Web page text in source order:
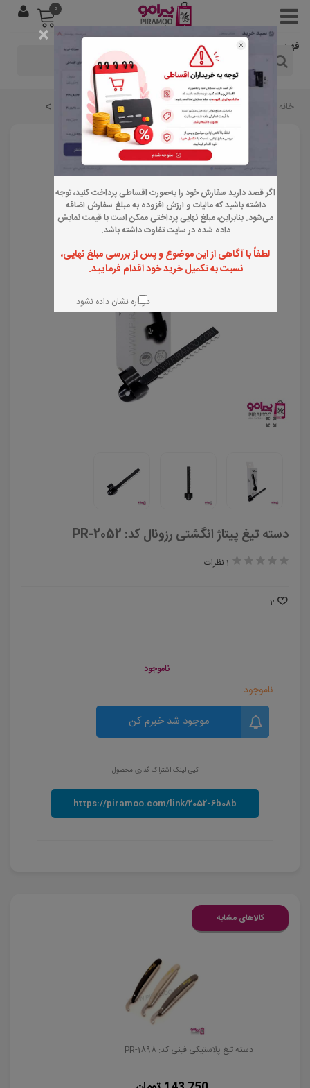
فهرست
0
خانه اصلاح و پیرایش > انواع قیچی و دسته تیغ > دسته تیغ >
دسته تیغ پیتاژ انگشتی رزونال کد: PR-2052
1 نظرات
2
ناموجود
ناموجود
موجود شد خبرم کن
کپی لینک اشتراک گذاری محصول
کالاهای مشابه
دسته تیغ پلاستیکی فینی کد: PR-1898
×
اگر قصد دارید سفارش خود را به‌صورت اقساطی پرداخت کنید، توجه
داشته باشید که مالیات و ارزش افزوده به مبلغ سفارش اضافه
می‌شود. بنابراین، مبلغ نهایی پرداختی ممکن است با قیمت نمایش
داده شده در سایت تفاوت داشته باشد.
لطفاً با آگاهی از این موضوع و پس از بررسی مبلغ نهایی،
نسبت به تکمیل خرید خود اقدام فرمایید.
دوباره نشان داده نشود